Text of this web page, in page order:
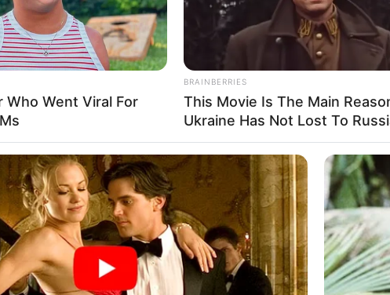
den Teig heben.
füllen. Mit Mandelsplittern oder Zucker bestreuen.
backen (Stäbchenprobe machen).
Schlagsahne servieren
der Kuchen besonders lecker
Kaffee oder Tee
Who Went Viral For
BRAINBERRIES
This Movie Is The Main
Ukraine Has Not Lost To